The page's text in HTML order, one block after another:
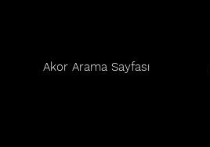
Akor Arama Sayfası